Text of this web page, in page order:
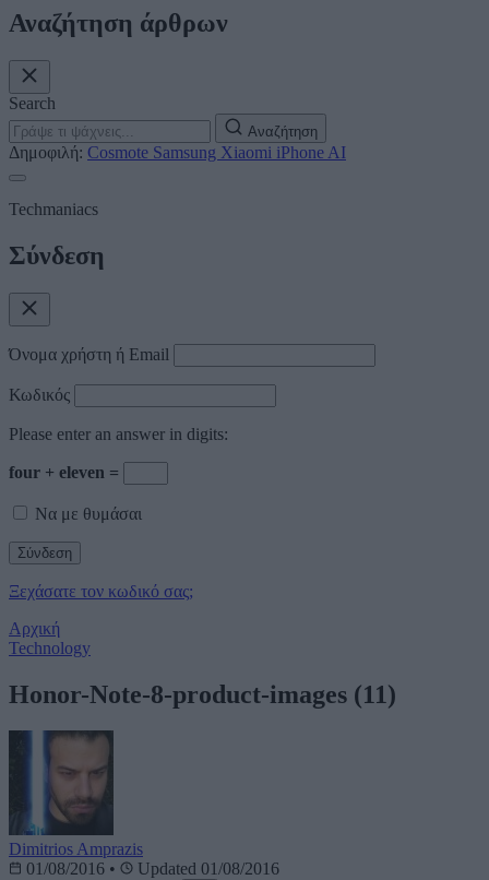
Αναζήτηση άρθρων
Search
Αναζήτηση
Δημοφιλή: Cosmote Samsung Xiaomi iPhone AI
Techmaniacs
Σύνδεση
Όνομα χρήστη ή Email
Κωδικός
Please enter an answer in digits:
four + eleven =
Να με θυμάσαι
Ξεχάσατε τον κωδικό σας;
Αρχική
Technology
Honor-Note-8-product-images (11)
Dimitrios Amprazis
01/08/2016 •
Updated 01/08/2016